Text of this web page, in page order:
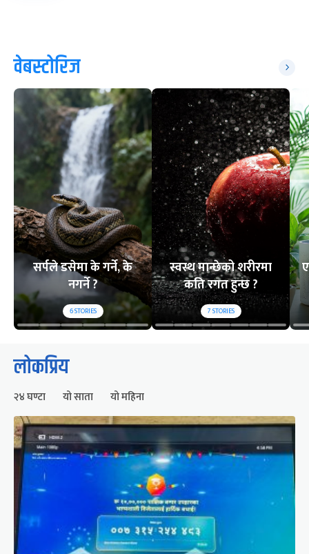
वेबस्टोरिज
सर्पले डसेमा के गर्ने, के
नगर्ने ?
6STORIES
स्वस्थ मान्छेको शरीरमा
कति रगत हुन्छ ?
7STORIES
लोकप्रिय
२४ घण्टा यो साता यो महिना